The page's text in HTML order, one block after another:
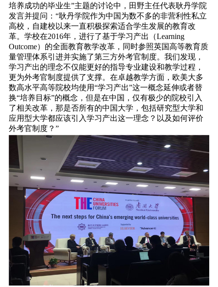
培养成功的毕业生”主题的讨论中，田野主任代表耿丹学院
发言并提问：“耿丹学院作为中国为数不多的非营利性私立
高校，自建校以来一直积极探索适合学生发展的教育改
革。学校在2016年，进行了基于学习产出（Learning
Outcome）的全面教育教学改革，同时参照英国高等教育质
量管理体系引进并实施了第三方外考官制度。我们发现，
学习产出的理念不仅能更好的指导专业建设和教学过程，
更为外考官制度提供了支撑。在卓越教学方面，欧美大多
数高水平高等院校均使用“学习产出”这一概念延伸或者替
换“培养目标”的概念，但是在中国，仅有极少的院校引入
了相关改革，那是否所有的中国大学，包括研究型大学和
应用型大学都应该引入学习产出这一理念？以及如何评价
外考官制度？”